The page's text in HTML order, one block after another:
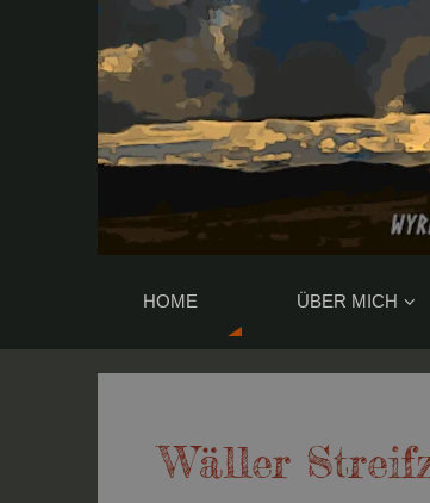
HOME ÜBER MICH
Wäller